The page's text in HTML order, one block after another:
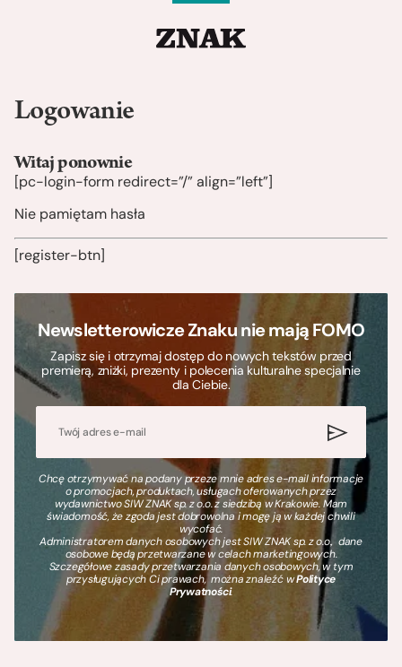
Logowanie
Witaj ponownie
[pc-login-form redirect=”/” align=”left”]
Nie pamiętam hasła
[register-btn]
Newsletterowicze Znaku nie mają FOMO
Zapisz się i otrzymaj dostęp do nowych tekstów przed
premierą, zniżki, prezenty i polecenia kulturalne specjalnie
dla Ciebie.
Chcę otrzymywać na podany przeze mnie adres e-mail informacje
o promocjach, produktach, usługach oferowanych przez
wydawnictwo SIW ZNAK sp. z o.o. z siedzibą w Krakowie. Mam
świadomość, że zgoda jest dobrowolna i mogę ją w każdej chwili
wycofać.
Administratorem danych osobowych jest SIW ZNAK sp. z o.o., dane
osobowe będą przetwarzane w celach marketingowych.
Szczegółowe zasady przetwarzania danych osobowych, w tym
przysługujących Ci prawach, można znaleźć wPolityce
Prywatności.